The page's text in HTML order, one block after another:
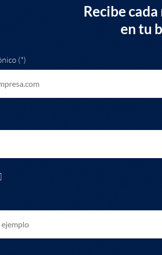
Recibe
en tu
(*)